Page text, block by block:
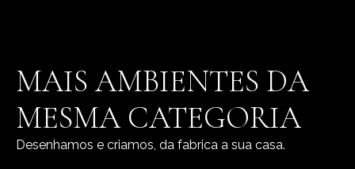
MAIS AMBIENTES DA
MESMA CATEGORIA
Desenhamos e criamos, da fabrica a sua casa.